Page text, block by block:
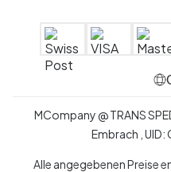
MCompany@TRANS
Embrach , UID:
Alle angegebenen Preise